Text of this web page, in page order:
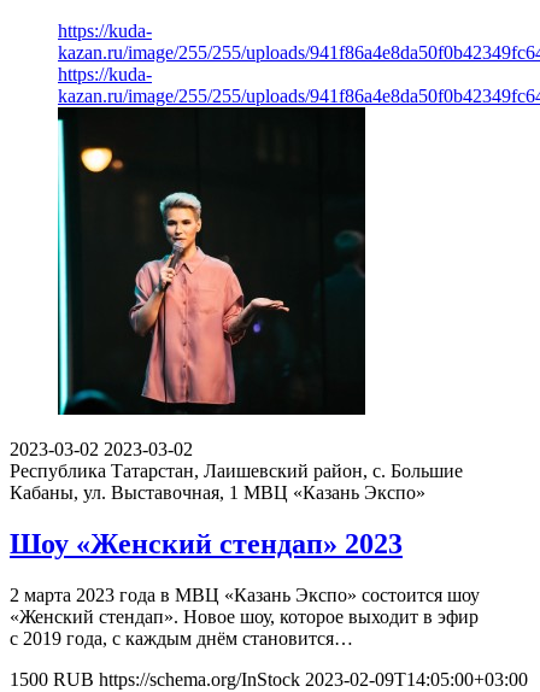
https://kuda-
kazan.ru/image/255/255/uploads/
https://kuda-
kazan.ru/image/255/255/uploads/
2023-03-02 2023-03-02
Республика Татарстан, Лаишевский район, с. Большие
Кабаны, ул. Выставочная, 1 МВЦ «Казань Экспо»
Шоу «Женский стендап» 2023
2 марта 2023 года в МВЦ «Казань Экспо» состоится шоу
«Женский стендап». Новое шоу, которое выходит в эфир
с 2019 года, с каждым днём становится…
1500 RUB https://schema.org/InStock 2023-02-09T14:05:00+03:00